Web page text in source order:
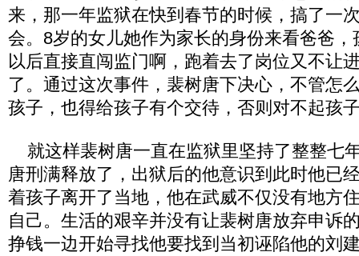
来，那一年监狱在快到春节的时候，搞了一
会。8岁的女儿她作为家长的身份来看爸爸
以后直接直闯监门啊，跑着去了岗位又不让
了。通过这次事件，裴树唐下决心，不管怎
孩子，也得给孩子有个交待，否则对不起孩
就这样裴树唐一直在监狱里坚持了整整七
唐刑满释放了，出狱后的他意识到此时他已
着孩子离开了当地，他在武威不仅没有地方
自己。生活的艰辛并没有让裴树唐放弃申诉
挣钱一边开始寻找他要找到当初诬陷他的刘